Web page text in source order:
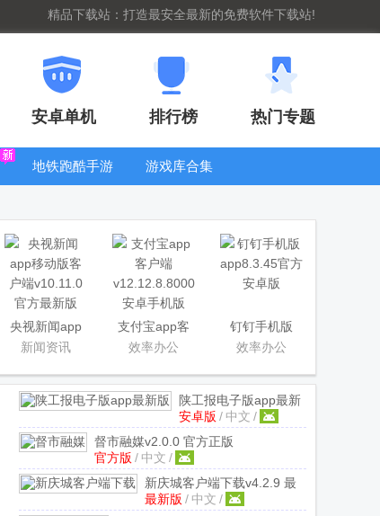
精品下载站：打造最安全最新的免费软件下载站!
安卓单机 排行榜 热门专题
地铁跑酷手游
游戏库合集
央视新闻app
移动版客户端
新闻资讯
支付宝app客
户端
效率办公
钉钉手机版
app
效率办公
陕工报电子版app最新
版v1.2.6 安卓版
安卓版 / 中文 /
督市融媒v2.0.0 官方正版
官方版 / 中文 /
新庆城客户端下载v4.2.9 最
新版
最新版 / 中文 /